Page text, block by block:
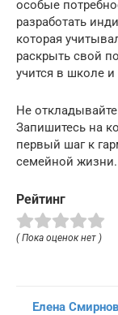
особые
разработать
которая
раскрыть свой
учится в школе
Не
Запишитесь на
первый шаг к
семейной жизни.
Рейтинг
( Пока оценок нет )
Елена